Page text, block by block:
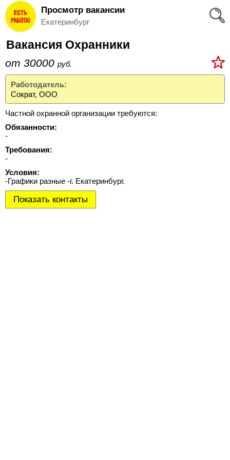
Вход
и
Регистрация
Избранное
Соискателям
Добавить
резюме
Работодателям
Добавить
Просмотр вакансии
Екатеринбург
Вакансия Охранники
от 30000 руб.
Работодатель:
Сократ, ООО
Частной охранной организации требуются:
Обязанности:
-
Требования:
-
Условия:
-Графики разные -г. Екатеринбург.
Показать контакты